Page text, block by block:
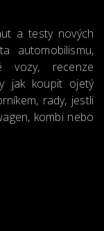
a testy nových
automobilismu,
vozy, recenze
jak koupit ojetý
rady, jestli
kombi nebo